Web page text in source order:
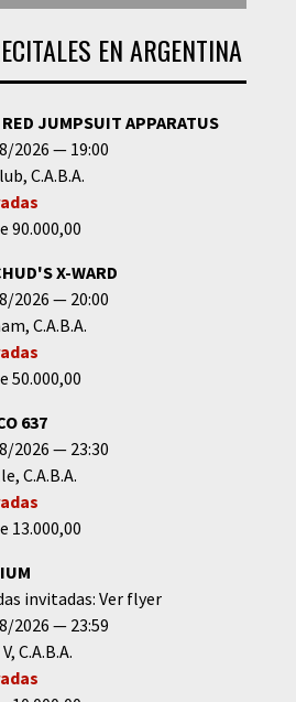
EN ARGENTINA
JUMPSUIT APPARATUS
2026
19:00
C.A.B.A.
90.000,00
X-WARD
2026
20:00
C.A.B.A.
50.000,00
637
2026
23:30
C.A.B.A.
13.000,00
invitadas: Ver flyer
2026
23:59
C.A.B.A.